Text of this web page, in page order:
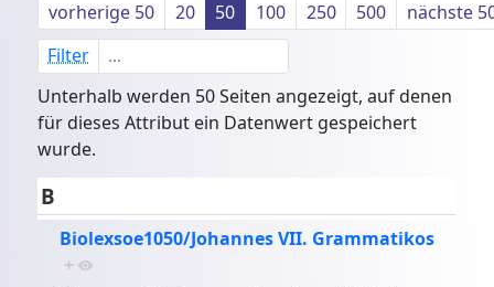
vorherige 50 20 50 100 250 500
nächste
Filter
Unterhalb werden 50 Seiten angezeigt, auf denen
für dieses Attribut ein Datenwert gespeichert
wurde.
B
Biolexsoe1050/Johannes VII. Grammatikos
+